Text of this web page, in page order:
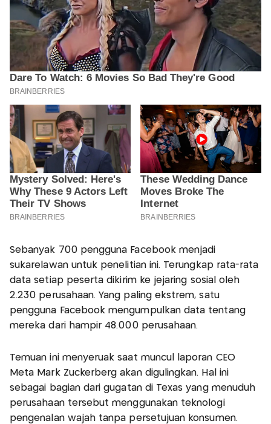
Sebanyak 700 pengguna Facebook menjadi
sukarelawan untuk penelitian ini. Terungkap rata-rata
data setiap peserta dikirim ke jejaring sosial oleh
2.230 perusahaan. Yang paling ekstrem, satu
pengguna Facebook mengumpulkan data tentang
mereka dari hampir 48.000 perusahaan.
Temuan ini menyeruak saat muncul laporan CEO
Meta Mark Zuckerberg akan digulingkan. Hal ini
sebagai bagian dari gugatan di Texas yang menuduh
perusahaan tersebut menggunakan teknologi
pengenalan wajah tanpa persetujuan konsumen.